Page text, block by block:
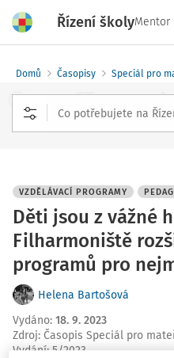
Řízení školyMentor
Domů Časopisy Speciál pro
VZDĚLÁVACÍ PROGRAMY
Děti jsou z vážné
Filharmoniště
programů pro
Helena Bartošová
Vydáno: 18. 9. 2023
Zdroj: Časopis Speciál pro
Vydání: 5/2023